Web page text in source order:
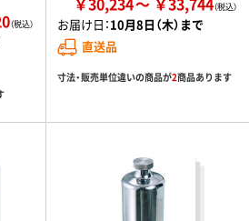
お届け日：10月8日（木）まで
直送品
寸法・販売単位違いの商品が2商品あります